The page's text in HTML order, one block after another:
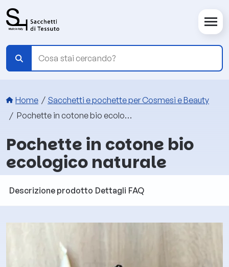
Briciole di pane
Home
Sacchetti e pochette per Cosmesi e Beauty
Pochette in cotone bio ecologico naturale
Pochette in cotone bio
ecologico naturale
Descrizione prodotto Dettagli FAQ